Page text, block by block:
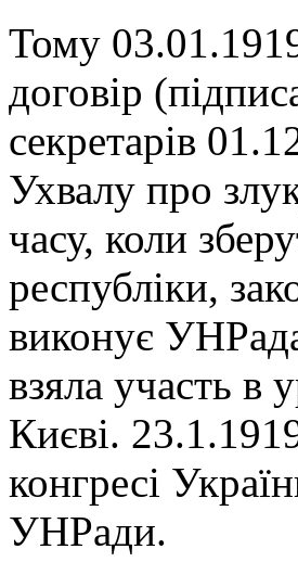
Тому
договір
секретарів
Ухвалу про
часу, коли
республіки,
виконує
взяла участь в
Києві.
конгресі
УНРади.